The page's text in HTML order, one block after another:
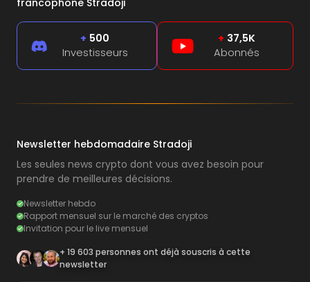
francophone Stradoji
+ 500
Investisseurs
+ 37,5K
Abonnés
Newsletter hebdomadaire Stradoji
Les seules news crypto dont vous avez besoin pour
prendre de meilleures décisions.
Newsletter hebdo
Rapport mensuel sur le marché des cryptos
Invitation pour le live mensuel
+ 19 603 personnes ont déjà souscris à cette
newsletter